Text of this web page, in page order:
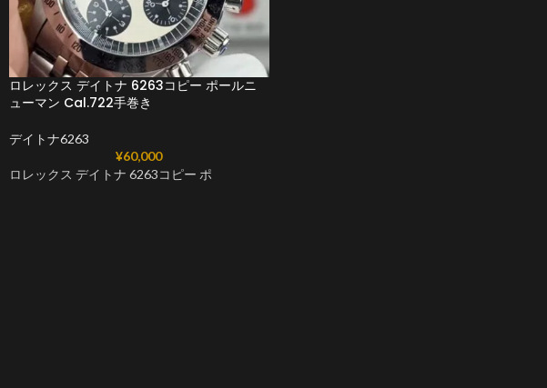
ロレックス デイトナ 6263コピー ポールニ
ューマン Cal.722手巻き
デイトナ6263
¥60,000
ロレックス デイトナ 6263コピー ポ